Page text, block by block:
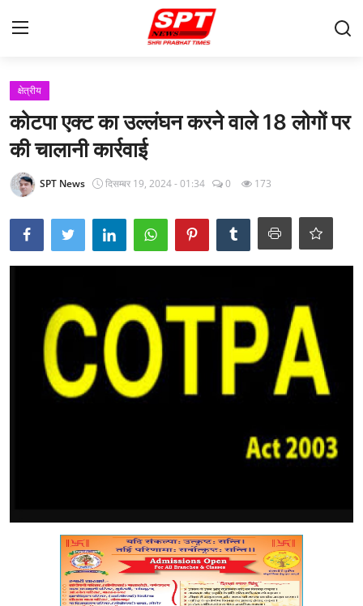
मुखपृष्ठ
Contact
क्षेत्रीय
मध्यप्रदेश
मनोरंजन
क्षेत्रीय
कोटपा एक्ट का उल्लंघन करने वाले 18 लोगों पर
की चालानी कार्रवाई
SPT News दिसम्बर 19, 2024 - 01:34 0 173